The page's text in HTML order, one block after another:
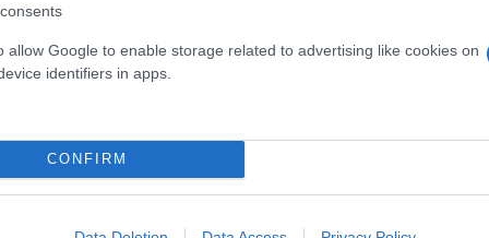
allow Google to enable storage related to advertising like cookies on
identifiers in apps.
CONFIRM
την ανάγκη για διεθνείς διπλωματικές
κατάπαυση του πυρός και την επαναφορά
που συνυπάρχουν ειρηνικά, στη βάση των
Ανατολική Ιερουσαλήμ. Καλούμε την ελληνική
και να προσφέρει βοήθεια σε θύματα,
και θα στηρίξουμε ενεργά τον αγώνα υπέρ της
στην ισραηλινή κατοχή και σε